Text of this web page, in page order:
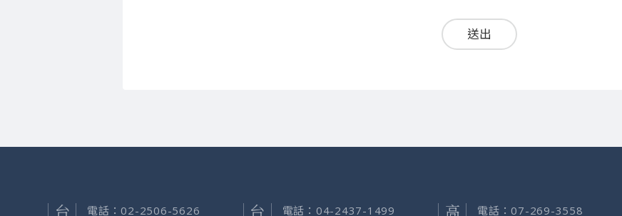
送出
電話：02-2506-5626 電話： 04-2437-1499 電話：07-269-3558